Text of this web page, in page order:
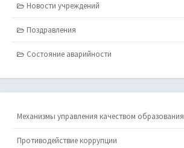
Новости учреждений
Поздравления
Состояние аварийности
Механизмы управления качеством образования
Противодействие коррупции